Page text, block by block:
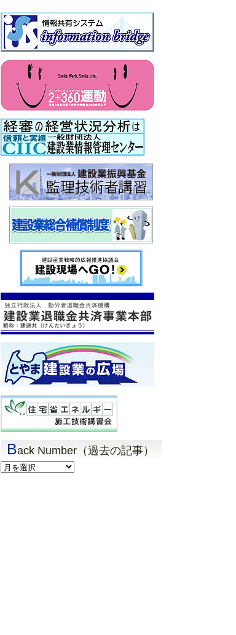
Back Number（過去の記事）
Back
Number（過